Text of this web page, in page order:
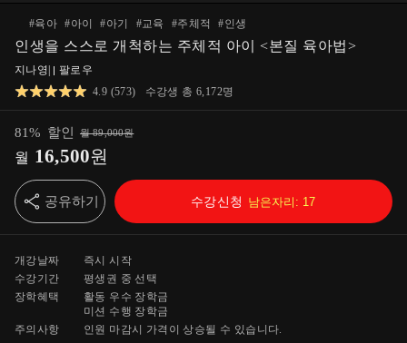
#육아 #아이 #아기 #교육 #주체적 #인생
인생을 스스로 개척하는 주체적 아이 <본질 육아법>
지나영
팔로우
4.9 (573) 수강생 총6,172명
81% 할인 월89,000원
월 16,500원
공유하기 수강신청 남은자리: 17
개강날짜
즉시 시작
수강기간
평생 권 중 선택
장학혜택
활동 우수 장학금
미션 수행 장학금
주의사항
인원 마감시 가격이 상승될 수 있습니다.